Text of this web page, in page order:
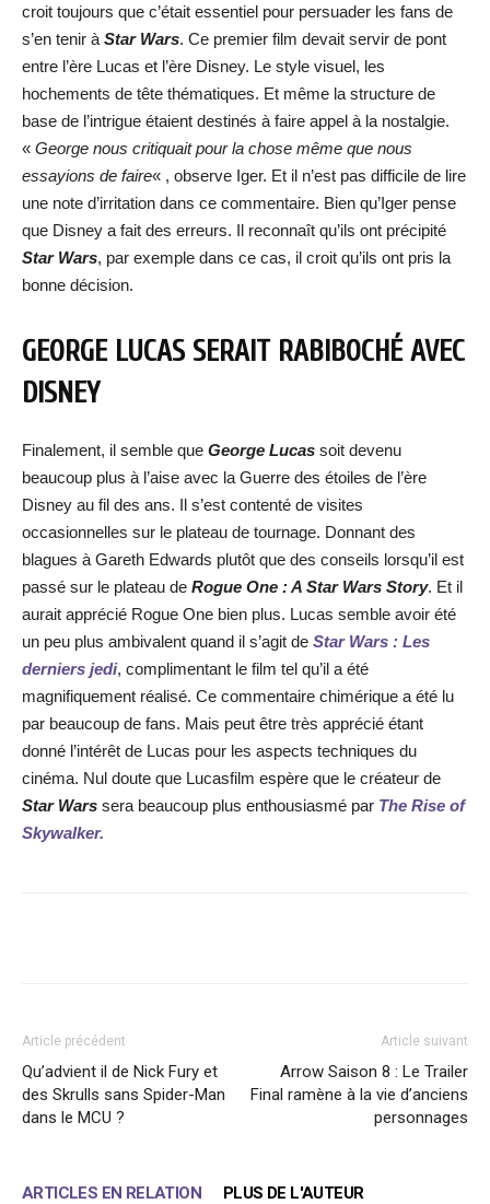
croit toujours que c’était essentiel pour persuader les fans de
s’en tenir à Star Wars. Ce premier film devait servir de pont
entre l’ère Lucas et l’ère Disney. Le style visuel, les
hochements de tête thématiques. Et même la structure de
base de l’intrigue étaient destinés à faire appel à la nostalgie.
« George nous critiquait pour la chose même que nous
essayions de faire« , observe Iger. Et il n’est pas difficile de lire
une note d’irritation dans ce commentaire. Bien qu’Iger pense
que Disney a fait des erreurs. Il reconnaît qu’ils ont précipité
Star Wars, par exemple dans ce cas, il croit qu’ils ont pris la
bonne décision.
GEORGE LUCAS SERAIT RABIBOCHÉ AVEC
DISNEY
Finalement, il semble que George Lucas soit devenu
beaucoup plus à l’aise avec la Guerre des étoiles de l’ère
Disney au fil des ans. Il s’est contenté de visites
occasionnelles sur le plateau de tournage. Donnant des
blagues à Gareth Edwards plutôt que des conseils lorsqu’il est
passé sur le plateau de Rogue One : A Star Wars Story. Et il
aurait apprécié Rogue One bien plus. Lucas semble avoir été
un peu plus ambivalent quand il s’agit de Star Wars : Les
derniers jedi, complimentant le film tel qu’il a été
magnifiquement réalisé. Ce commentaire chimérique a été lu
par beaucoup de fans. Mais peut être très apprécié étant
donné l’intérêt de Lucas pour les aspects techniques du
cinéma. Nul doute que Lucasfilm espère que le créateur de
Star Wars sera beaucoup plus enthousiasmé par The Rise of
Skywalker.
Article précédent
Qu’advient il de Nick Fury et
des Skrulls sans Spider-Man
dans le MCU ?
Article suivant
Arrow Saison 8 : Le Trailer
Final ramène à la vie d’anciens
personnages
ARTICLES EN RELATION PLUS DE L'AUTEUR